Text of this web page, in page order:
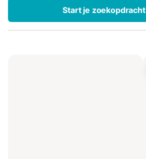
Start je zoekopdracht